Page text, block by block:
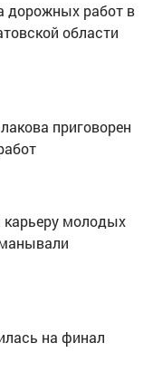
дорожных работ в
области
приговорен
карьеру молодых
на финал